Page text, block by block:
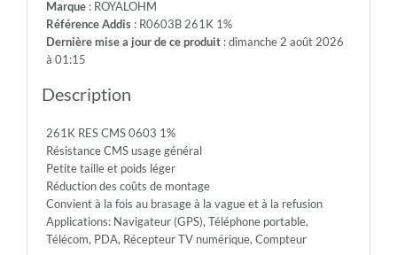
75V
Max.Over.Volt.:
-
Temp.Min.:
-55°
-
Temp.Max.:
+155°
Marque: ROYALOHM
Référence Addis: R0603B 261K 1%
Dernière mise a jour de ce produit: dimanche 2 août 2026
à 01:15
Description
261K RES CMS 0603 1%
Résistance CMS usage général
Petite taille et poids léger
Réduction des coûts de montage
Convient à la fois au brasage à la vague et à la refusion
Applications: Navigateur (GPS), Téléphone portable,
Télécom, PDA, Récepteur TV numérique, Compteur